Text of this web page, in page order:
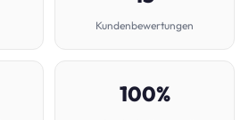
Kundenbewertungen
100%